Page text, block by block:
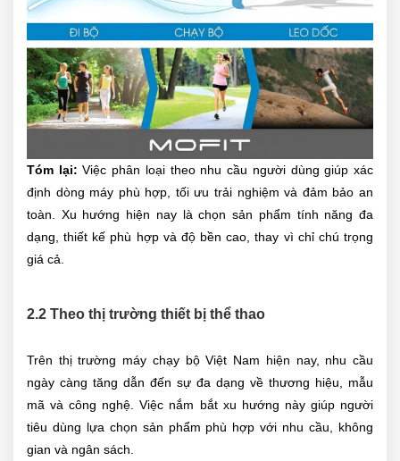
Tóm lại: Việc phân loại theo nhu cầu người dùng giúp xác
định dòng máy phù hợp, tối ưu trải nghiệm và đảm bảo an
toàn. Xu hướng hiện nay là chọn sản phẩm tính năng đa
dạng, thiết kế phù hợp và độ bền cao, thay vì chỉ chú trọng
giá cả.
2.2 Theo thị trường thiết bị thể thao
Trên thị trường máy chạy bộ Việt Nam hiện nay, nhu cầu
ngày càng tăng dẫn đến sự đa dạng về thương hiệu, mẫu
mã và công nghệ. Việc nắm bắt xu hướng này giúp người
tiêu dùng lựa chọn sản phẩm phù hợp với nhu cầu, không
gian và ngân sách.